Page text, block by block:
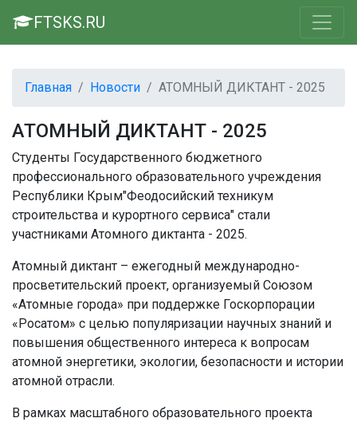
FTSKS.RU
Главная Новости АТОМНЫЙ ДИКТАНТ - 2025
АТОМНЫЙ ДИКТАНТ - 2025
Студенты Государственного бюджетного
профессионального образовательного учреждения
Республики Крым"Феодосийский техникум
строительства и курортного сервиса" стали
участниками Атомного диктанта - 2025.
Атомный диктант – ежегодный международно-
просветительский проект, организуемый Союзом
«Атомные города» при поддержке Госкорпорации
«Росатом» с целью популяризации научных знаний и
повышения общественного интереса к вопросам
атомной энергетики, экологии, безопасности и истории
атомной отрасли.
В рамках масштабного образовательного проекта